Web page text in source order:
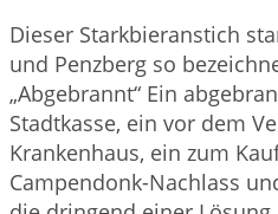
Dieser Starkbieranstich
und Penzberg so
„Abgebrannt“ Ein
Stadtkasse, ein vor dem
Krankenhaus, ein zum
Campendonk-Nachlass